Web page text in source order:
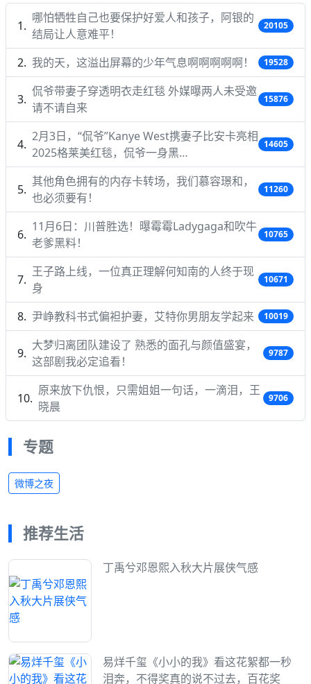
哪怕牺牲自己也要保护好爱人和孩子，阿银的
结局让人意难平！
20105
我的天，这溢出屏幕的少年气息啊啊啊啊啊！ 19528
侃爷带妻子穿透明衣走红毯 外媒曝两人未受邀
请不请自来
15876
2月3日，“侃爷”Kanye West携妻子比安卡亮相
2025格莱美红毯，侃爷一身黑…
14605
其他角色拥有的内存卡转场，我们慕容璟和，
也必须要有！
11260
11月6日：川普胜选！曝霉霉Ladygaga和吹牛
老爹黑料！
10765
王子路上线，一位真正理解何知南的人终于现
身
10671
尹峥教科书式偏袒护妻，艾特你男朋友学起来 10019
大梦归离团队建设了 熟悉的面孔与颜值盛宴，
这部剧我必定追看！
9787
原来放下仇恨，只需姐姐一句话，一滴泪，王
晓晨
9706
专题
微博之夜
推荐生活
丁禹兮邓恩熙入秋大片展侠气感
易烊千玺《小小的我》看这花絮都一秒
泪奔，不得奖真的说不过去，百花奖